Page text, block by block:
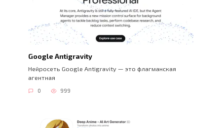
Google Antigravity
Нейросеть Google Antigravity — это флагманская
агентная
0 999